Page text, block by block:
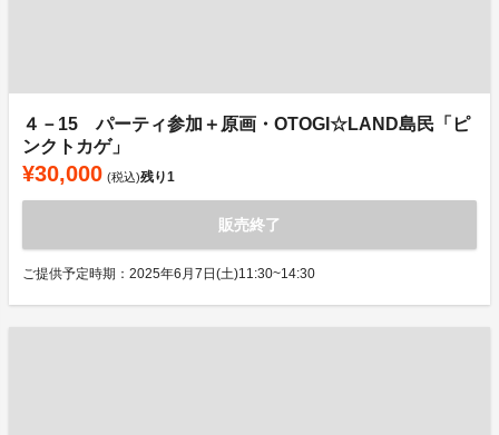
４－15 パーティ参加＋原画・OTOGI☆LAND島民「ピ
ンクトカゲ」
¥30,000 (税込)残り1
販売終了
ご提供予定時期：2025年6月7日(土)11:30~14:30